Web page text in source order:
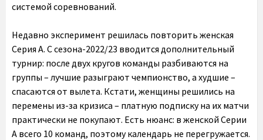
системой соревнований.
Недавно эксперимент решилась повторить женская
Серия А. С сезона-2022/23 вводится дополнительный
турнир: после двух кругов команды разбиваются на
группы – лучшие разыграют чемпионство, а худшие –
спасаются от вылета. Кстати, женщины решились на
перемены из-за кризиса – платную подписку на их матчи
практически не покупают. Есть нюанс: в женской Серии
А всего 10 команд, поэтому календарь не перегружается.